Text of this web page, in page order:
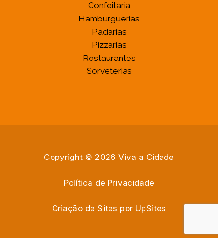
Confeitaria
Hamburguerias
Padarias
Pizzarias
Restaurantes
Sorveterias
Copyright © 2026 Viva a Cidade
Política de Privacidade
Criação de Sites por UpSites